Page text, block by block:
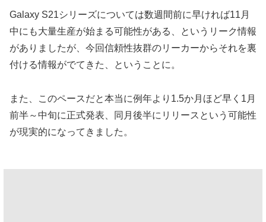
Galaxy S21シリーズについては数週間前に早ければ11月
中にも大量生産が始まる可能性がある、というリーク情報
がありましたが、今回信頼性抜群のリーカーからそれを裏
付ける情報がでてきた、ということに。
また、このペースだと本当に例年より1.5か月ほど早く1月
前半～中旬に正式発表、同月後半にリリースという可能性
が現実的になってきました。